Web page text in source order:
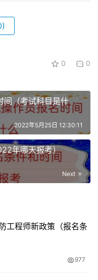
下条件之一者）：
工职业资格证书（技能
关职业工作4年（含）
6年（含）以上。
毕业证书（含尚未取得
得经评估论证、以中级
校本专业或相关专业毕
应届毕业生）。
所需材料。
工作证明外，另需提供
0 0
间（考试科目是什
2022年5月25日 12:30:11
年哪天报考）
Next
工程师新政策（报名条
977